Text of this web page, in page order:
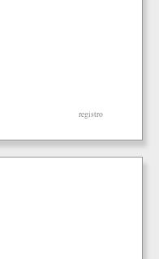
registro